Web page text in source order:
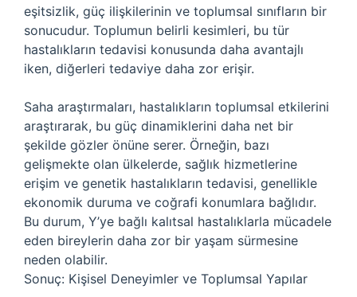
eşitsizlik, güç ilişkilerinin ve toplumsal sınıfların bir
sonucudur. Toplumun belirli kesimleri, bu tür
hastalıkların tedavisi konusunda daha avantajlı
iken, diğerleri tedaviye daha zor erişir.
Saha araştırmaları, hastalıkların toplumsal etkilerini
araştırarak, bu güç dinamiklerini daha net bir
şekilde gözler önüne serer. Örneğin, bazı
gelişmekte olan ülkelerde, sağlık hizmetlerine
erişim ve genetik hastalıkların tedavisi, genellikle
ekonomik duruma ve coğrafi konumlara bağlıdır.
Bu durum, Y’ye bağlı kalıtsal hastalıklarla mücadele
eden bireylerin daha zor bir yaşam sürmesine
neden olabilir.
Sonuç: Kişisel Deneyimler ve Toplumsal Yapılar